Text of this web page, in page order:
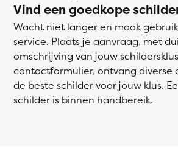
Vind een goedkope
Wacht niet langer en maak
service. Plaats je aanvraag, met
omschrijving van jouw
contactformulier, ontvang diverse
de beste schilder voor jouw klus.
schilder is binnen handbereik.